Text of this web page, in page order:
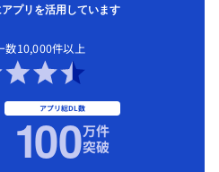
プリを活用しています
数10,000件以上
アプリ総DL数
100万件
突破